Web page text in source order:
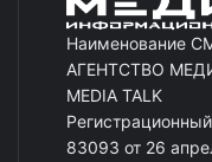
Наименование
АГЕНТСТВО
MEDIA TALK
83093 от 26